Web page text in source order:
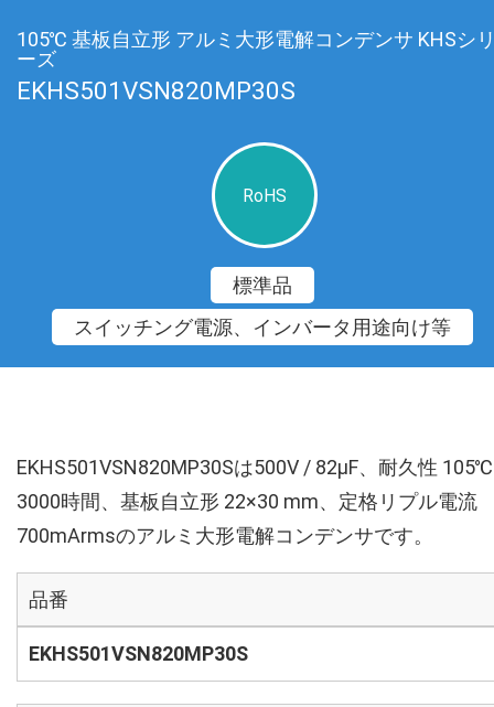
105℃ 基板自立形 アルミ大形電解コンデンサ KHSシ
ーズ
EKHS501VSN820MP30S
RoHS
標準品
スイッチング電源、インバータ用途向け等
EKHS501VSN820MP30Sは500V / 82µF、耐久性 105℃
3000時間、基板自立形 22×30 mm、定格リプル電流
700mArmsのアルミ大形電解コンデンサです。
品番
EKHS501VSN820MP30S